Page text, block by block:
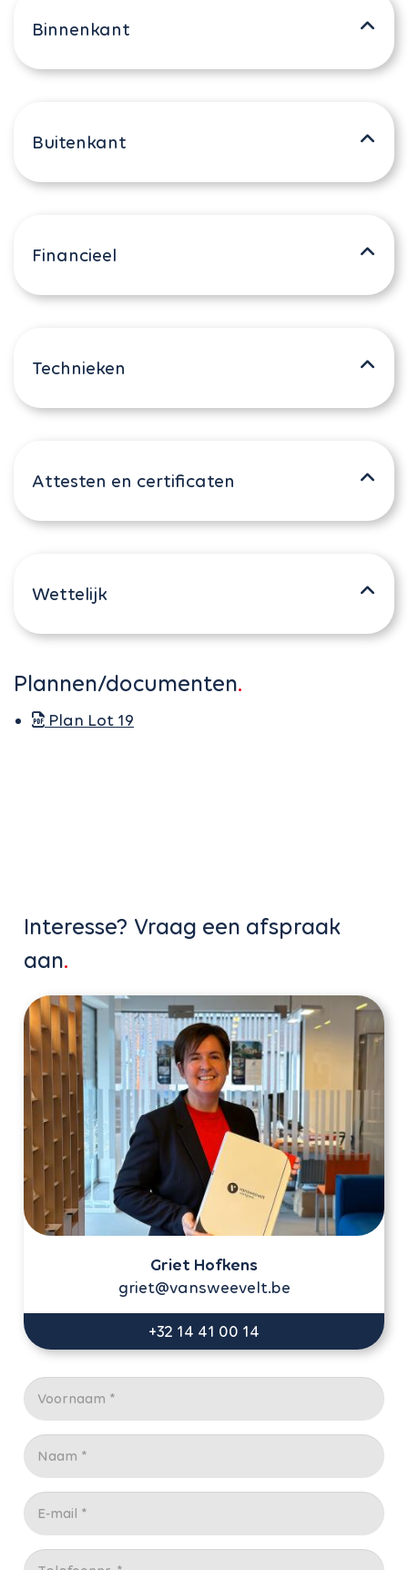
Binnenkant
Buitenkant
Financieel
Technieken
Attesten en certificaten
Wettelijk
Plannen/documenten
Plan Lot 19
Interesse? Vraag een afspraak
aan
Griet Hofkens
griet@vansweevelt.be
+32 14 41 00 14